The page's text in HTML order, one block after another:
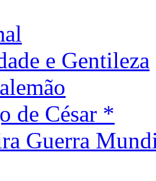
e Gentileza
de César *
Guerra